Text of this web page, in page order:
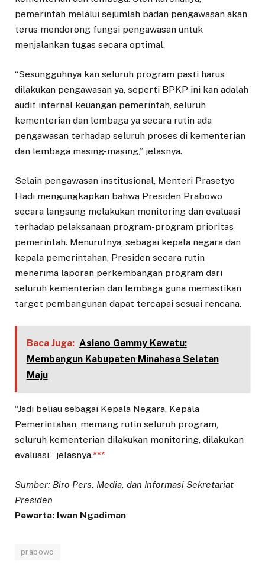
pemerintah melalui sejumlah badan pengawasan akan
terus mendorong fungsi pengawasan untuk
menjalankan tugas secara optimal.
“Sesungguhnya kan seluruh program pasti harus
dilakukan pengawasan ya, seperti BPKP ini kan adalah
audit internal keuangan pemerintah, seluruh
kementerian dan lembaga ya secara rutin ada
pengawasan terhadap seluruh proses di kementerian
dan lembaga masing-masing,” jelasnya.
Selain pengawasan institusional, Menteri Prasetyo
Hadi mengungkapkan bahwa Presiden Prabowo
secara langsung melakukan monitoring dan evaluasi
terhadap pelaksanaan program-program prioritas
pemerintah. Menurutnya, sebagai kepala negara dan
kepala pemerintahan, Presiden secara rutin
menerima laporan perkembangan program dari
seluruh kementerian dan lembaga guna memastikan
target pembangunan dapat tercapai sesuai rencana.
Baca Juga: Asiano Gammy Kawatu:
Membangun Kabupaten Minahasa Selatan
Maju
“Jadi beliau sebagai Kepala Negara, Kepala
Pemerintahan, memang rutin seluruh program,
seluruh kementerian dilakukan monitoring, dilakukan
evaluasi,” jelasnya.***
Sumber: Biro Pers, Media, dan Informasi Sekretariat
Presiden
Pewarta: Iwan Ngadiman
prabowo